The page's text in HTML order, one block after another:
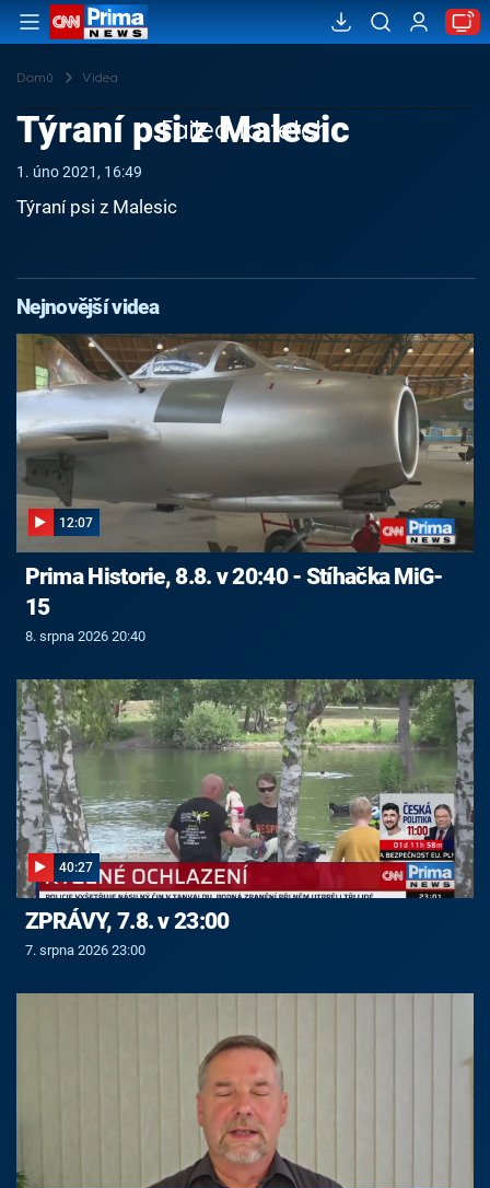
Domů Videa
Failed to fetch
Týraní psi z Malesic
1. úno 2021, 16:49
Týraní psi z Malesic
Nejnovější videa
12:07
Prima Historie, 8.8. v 20:40 - Stíhačka MiG-
15
8. srpna 2026 20:40
40:27
ZPRÁVY, 7.8. v 23:00
7. srpna 2026 23:00